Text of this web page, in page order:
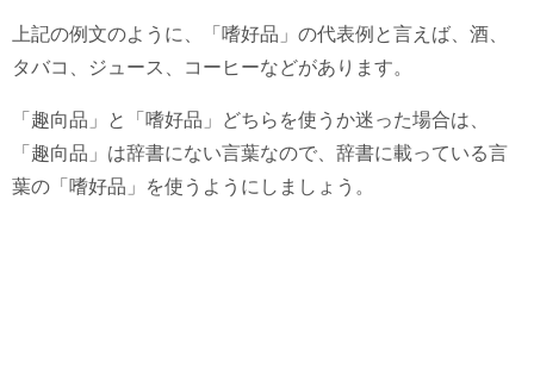
上記の例文のように、「嗜好品」の代表例と言えば、酒、
タバコ、ジュース、コーヒーなどがあります。
「趣向品」と「嗜好品」どちらを使うか迷った場合は、
「趣向品」は辞書にない言葉なので、辞書に載っている言
葉の「嗜好品」を使うようにしましょう。